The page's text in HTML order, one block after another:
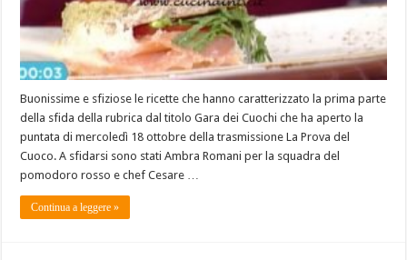
Buonissime e sfiziose le ricette che hanno caratterizzato la prima parte
della sfida della rubrica dal titolo Gara dei Cuochi che ha aperto la
puntata di mercoledì 18 ottobre della trasmissione La Prova del
Cuoco. A sfidarsi sono stati Ambra Romani per la squadra del
pomodoro rosso e chef Cesare …
Continua a leggere »